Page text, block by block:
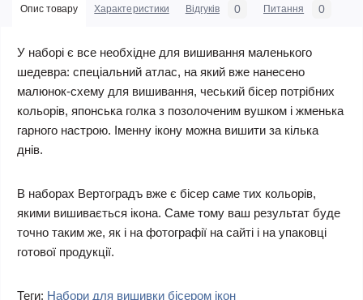
Опис товару Характеристики Відгуків 0 Питання 0
У наборі є все необхідне для вишивання маленького
шедевра: спеціальний атлас, на який вже нанесено
малюнок-схему для вишивання, чеський бісер потрібних
кольорів, японська голка з позолоченим вушком і жменька
гарного настрою. Іменну ікону можна вишити за кілька
днів.
В наборах Вертоградъ вже є бісер саме тих кольорів,
якими вишивається ікона. Саме тому ваш результат буде
точно таким же, як і на фотографії на сайті і на упаковці
готової продукції.
Теги: Набори для вишивки бісером ікон